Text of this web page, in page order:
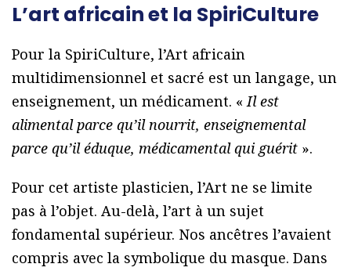
L’art africain et la SpiriCulture
Pour la SpiriCulture, l’Art africain
multidimensionnel et sacré est un langage, un
enseignement, un médicament. «Il est
alimental parce qu’il nourrit, enseignemental
parce qu’il éduque, médicamental qui guérit ».
Pour cet artiste plasticien, l’Art ne se limite
pas à l’objet. Au-delà, l’art à un sujet
fondamental supérieur. Nos ancêtres l’avaient
compris avec la symbolique du masque. Dans